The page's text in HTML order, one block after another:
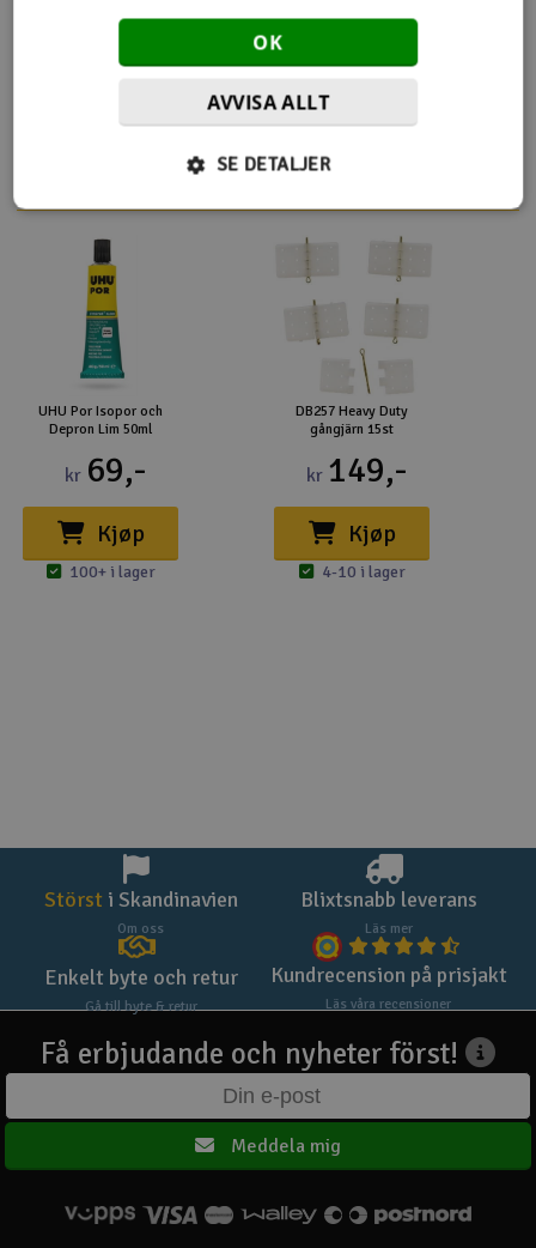
Verktyg, utrustning och tillbehör
Flera tittade också
på
UHU Por Isopor och
Depron Lim 50ml
kr 69,-
Kjøp
100+ i lager
DB257 Heavy Duty
gångjärn 15st
kr 149,-
Kjøp
4-10 i lager
Störst i Skandinavien
Om oss
Blixtsnabb leverans
Läs mer
Enkelt byte och retur
Gå till byte & retur
Kundrecension på prisjakt
Läs våra recensioner
Få erbjudande och nyheter först!
Meddela mig
OK
AVVISA ALLT
SE DETALJER